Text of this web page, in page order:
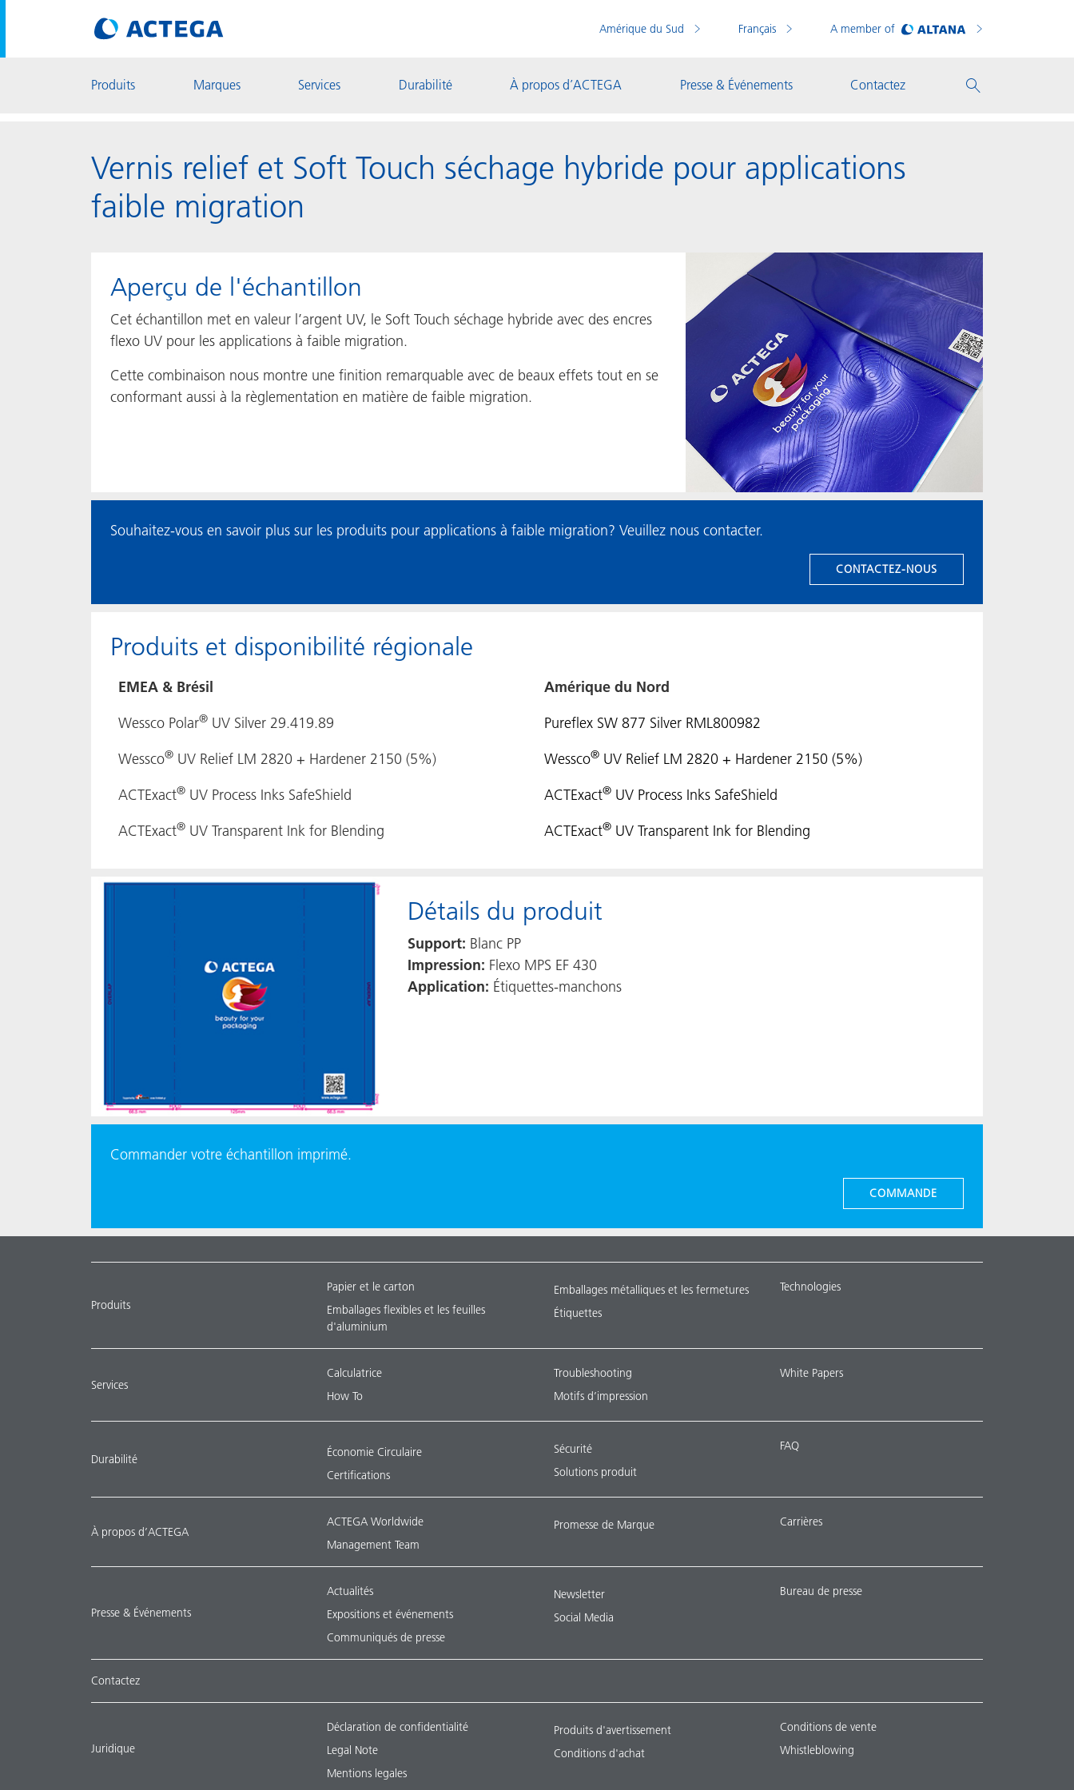
Amérique du Sud Français A member of
Produits Marques Services Durabilité À propos d’ACTEGA Presse & Événements Contactez
Vernis relief et Soft Touch séchage hybride pour applications
faible migration
Aperçu de l'échantillon
Cet échantillon met en valeur l’argent UV, le Soft Touch séchage hybride avec des encres
flexo UV pour les applications à faible migration.
Cette combinaison nous montre une finition remarquable avec de beaux effets tout en se
conformant aussi à la règlementation en matière de faible migration.
Souhaitez-vous en savoir plus sur les produits pour applications à faible migration? Veuillez nous contacter.
CONTACTEZ-NOUS
Produits et disponibilité régionale
EMEA & Brésil
Amérique du Nord
Wessco Polar® UV Silver 29.419.89
Pureflex SW 877 Silver RML800982
Wessco® UV Relief LM 2820 + Hardener 2150 (5%) Wessco® UV Relief LM 2820 + Hardener 2150 (5%)
ACTExact® UV Process Inks SafeShield ACTExact® UV Process Inks SafeShield
ACTExact® UV Transparent Ink for Blending ACTExact® UV Transparent Ink for Blending
Détails du produit
Support: Blanc PP
Impression: Flexo MPS EF 430
Application: Étiquettes-manchons
Commander votre échantillon imprimé.
COMMANDE
Produits
Papier et le carton
Emballages flexibles et les feuilles
d'aluminium
Emballages métalliques et les fermetures
Étiquettes
Technologies
Services
Calculatrice
How To
Troubleshooting
Motifs d’impression
White Papers
Durabilité
Économie Circulaire
Certifications
Sécurité
Solutions produit
FAQ
À propos d’ACTEGA
ACTEGA Worldwide
Management Team
Promesse de Marque Carrières
Presse & Événements
Actualités
Expositions et événements
Communiqués de presse
Newsletter
Social Media
Bureau de presse
Contactez
Juridique
Déclaration de confidentialité
Legal Note
Mentions legales
Produits d'avertissement
Conditions d'achat
Conditions de vente
Whistleblowing